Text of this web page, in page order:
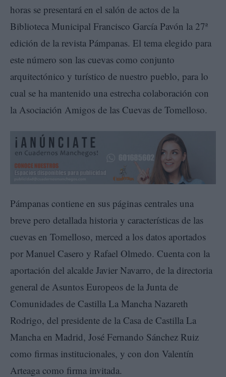
horas se presentará en el salón de actos de la
Biblioteca Municipal Francisco García Pavón la 27ª
edición de la revista Pámpanas. El tema elegido para
este número son las cuevas como conjunto
arquitectónico y turístico de nuestro pueblo, para lo
cual se ha mantenido una estrecha colaboración con
la Asociación Amigos de las Cuevas de Tomelloso.
Pámpanas contiene en sus páginas centrales una
breve pero detallada historia y características de las
cuevas en Tomelloso, merced a los datos aportados
por Manuel Casero y Rafael Olmedo. Cuenta con la
aportación del alcalde Javier Navarro, de la directoria
general de Asuntos Europeos de la Junta de
Comunidades de Castilla La Mancha Nazareth
Rodrigo, del presidente de la Casa de Castilla La
Mancha en Madrid, José Fernando Sánchez Ruiz
como firmas institucionales, y con don Valentín
Arteaga como firma invitada.